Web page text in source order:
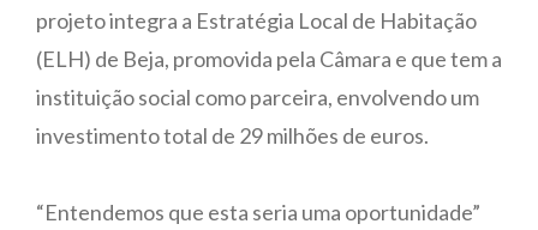
projeto integra a Estratégia Local de Habitação
(ELH) de Beja, promovida pela Câmara e que tem a
instituição social como parceira, envolvendo um
investimento total de 29 milhões de euros.
“Entendemos que esta seria uma oportunidade”